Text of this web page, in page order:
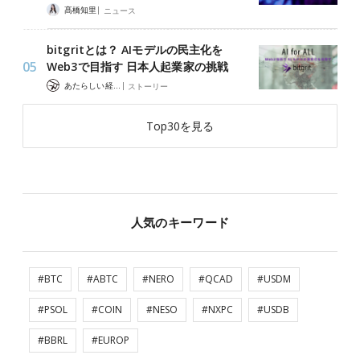
髙橋知里 | ニュース
bitgritとは？ AIモデルの民主化を
Web3で目指す 日本人起業家の挑戦
あたらしい経済 編集部 | ストーリー
Top30を見る
人気のキーワード
#BTC #ABTC #NERO #QCAD #USDM
#PSOL #COIN #NESO #NXPC #USDB
#BBRL #EUROP